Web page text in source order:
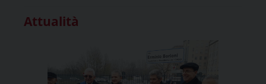
Attualità